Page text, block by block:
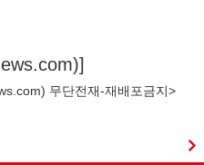
)]
) 무단전재-재배포금지>